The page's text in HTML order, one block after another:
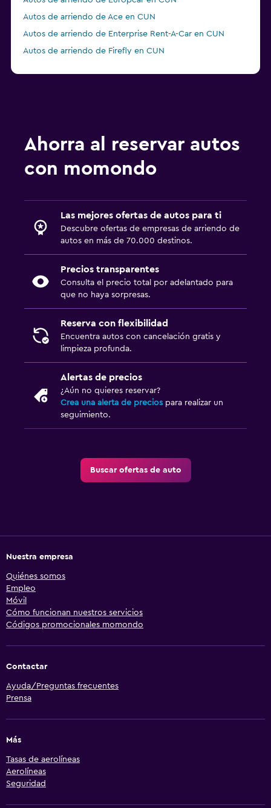
Autos de arriendo de Ace en CUN
Autos de arriendo de Enterprise Rent-A-Car en CUN
Autos de arriendo de Firefly en CUN
Ahorra al reservar autos
con momondo
Las mejores ofertas de autos para ti
Descubre ofertas de empresas de arriendo de
autos en más de 70.000 destinos.
Precios transparentes
Consulta el precio total por adelantado para
que no haya sorpresas.
Reserva con flexibilidad
Encuentra autos con cancelación gratis y
limpieza profunda.
Alertas de precios
¿Aún no quieres reservar?
Crea una alerta de precios para realizar un
seguimiento.
Buscar ofertas de auto
Nuestra empresa
Quiénes somos
Empleo
Móvil
Cómo funcionan nuestros servicios
Códigos promocionales momondo
Contactar
Ayuda/Preguntas frecuentes
Prensa
Más
Tasas de aerolíneas
Aerolíneas
Seguridad